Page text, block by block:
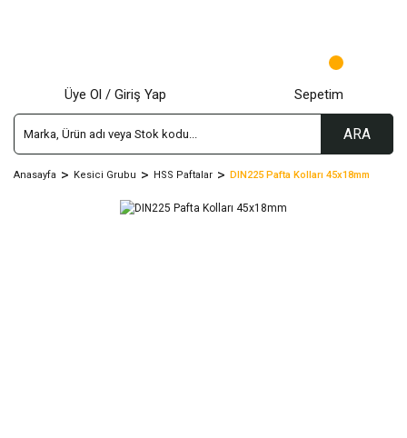
ARA
Üye Ol / Giriş Yap Sepetim
Anasayfa Kesici Grubu HSS Paftalar DIN225 Pafta Kolları 45x18mm